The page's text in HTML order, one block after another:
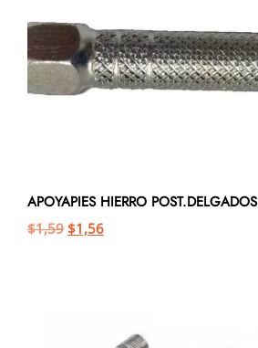
APOYAPIES HIERRO POST.DELGADOS
$1,59 $1,56